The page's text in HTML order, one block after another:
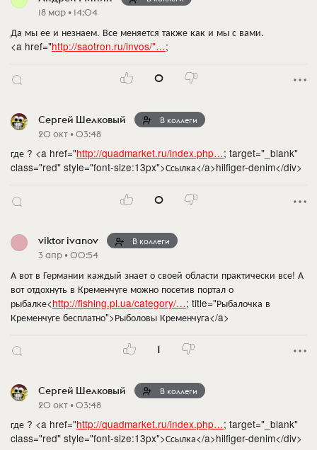
18 мар • 14:04
Да мы ее и незнаем. Все меняется также как и мы с вами.
<a href="http://saotron.ru/invos/"…;
0
Сергей Шелковый В коллеги
20 окт • 03:48
где ? <a href="http://quadmarket.ru/index.php…; target="_blank"
class="red" style="font-size:13px">Ссылка</a>hilfiger-denim</div>
0
viktor ivanov В коллеги
3 апр • 00:54
А вот в Германии каждый знает о своей области практически все! А
вот отдохнуть в Кременчуге можно посетив портал о
рыбалке<http://fishing.pl.ua/category/…; title="Рыбалочка в
Кременчуге бесплатно">Рыболовы Кременчуга</a>
1
Сергей Шелковый В коллеги
20 окт • 03:48
где ? <a href="http://quadmarket.ru/index.php…; target="_blank"
class="red" style="font-size:13px">Ссылка</a>hilfiger-denim</div>